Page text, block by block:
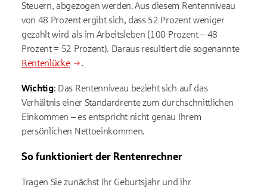
Steuern, abgezogen werden. Aus diesem Rentenniveau
von 48 Prozent ergibt sich, dass 52 Prozent weniger
gezahlt wird als im Arbeitsleben (100 Prozent – 48
Prozent = 52 Prozent). Daraus resultiert die sogenannte
Rentenlücke
.
Wichtig: Das Rentenniveau bezieht sich auf das
Verhältnis einer Standardrente zum durchschnittlichen
Einkommen – es entspricht nicht genau Ihrem
persönlichen Nettoeinkommen.
So funktioniert der Rentenrechner
Tragen Sie zunächst Ihr Geburtsjahr und ihr